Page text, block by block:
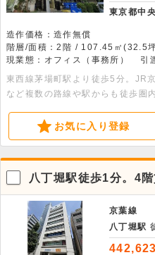
東京都中
造作価格：造作無償
階層/面積：2階 / 107.45㎡(32.5
現業態：オフィス（事務所）
引
東西線茅場町駅より徒歩5分。JR
など複数の路線や駅からも徒歩圏
ン・光ファイバー・給湯室完備です
お気に入り登録
八丁堀駅徒歩1分。4階
京葉線
八丁堀駅
442,623